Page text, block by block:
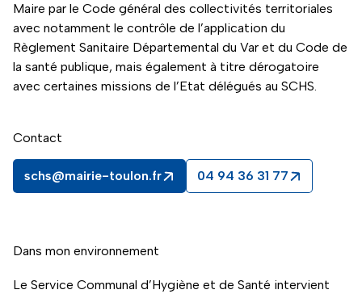
Maire par le Code général des collectivités territoriales
avec notamment le contrôle de l’application du
Règlement Sanitaire Départemental du Var et du Code de
la santé publique, mais également à titre dérogatoire
avec certaines missions de l’Etat délégués au SCHS.
Contact
schs@mairie-toulon.fr 04 94 36 31 77
Dans mon environnement
Le Service Communal d’Hygiène et de Santé intervient